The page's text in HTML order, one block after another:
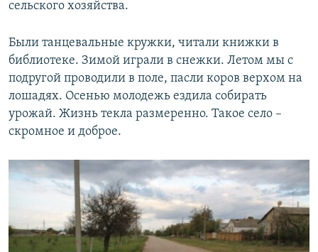
сельского хозяйства.
Были танцевальные кружки, читали книжки в
библиотеке. Зимой играли в снежки. Летом мы с
подругой проводили в поле, пасли коров верхом на
лошадях. Осенью молодежь ездила собирать
урожай. Жизнь текла размеренно. Такое село –
скромное и доброе.